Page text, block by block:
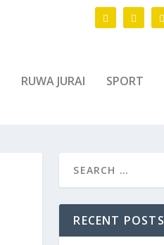
RUWA JURAI SPORT
RECENT POSTS